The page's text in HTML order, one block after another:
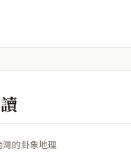
的卦象地理